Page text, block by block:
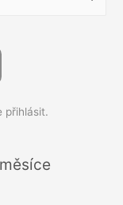
přihlásit.